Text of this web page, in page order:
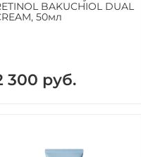
BAKUCHIOL DUAL
50мл
300 руб.